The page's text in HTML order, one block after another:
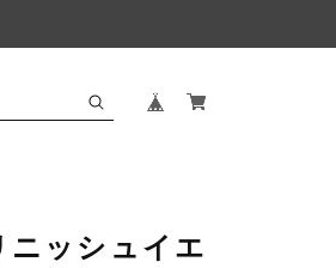
ッシュイエ